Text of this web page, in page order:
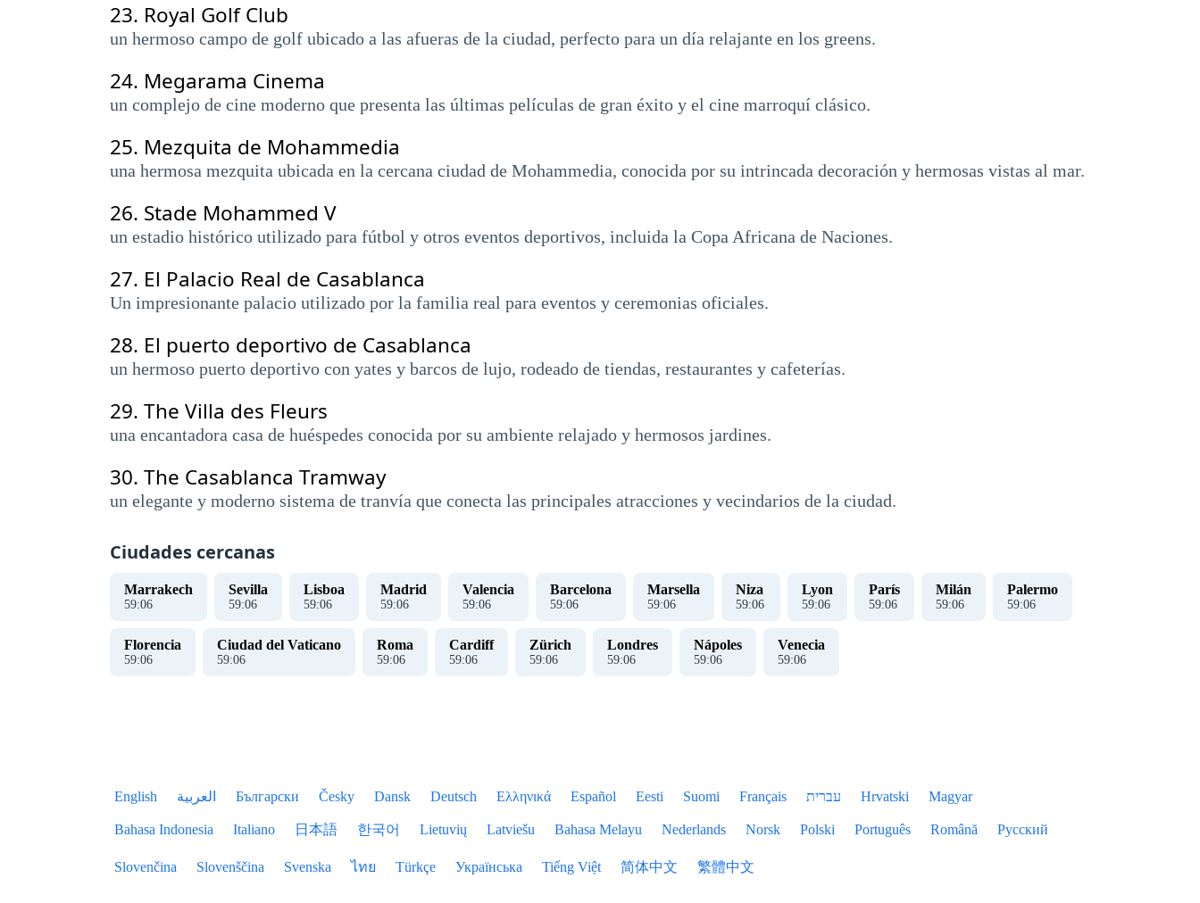
23. Royal Golf Club
un hermoso campo de golf ubicado a las afueras de la ciudad, perfecto para un día relajante en los greens.
24. Megarama Cinema
un complejo de cine moderno que presenta las últimas películas de gran éxito y el cine marroquí clásico.
25. Mezquita de Mohammedia
una hermosa mezquita ubicada en la cercana ciudad de Mohammedia, conocida por su intrincada decoración y hermosas vistas al mar.
26. Stade Mohammed V
un estadio histórico utilizado para fútbol y otros eventos deportivos, incluida la Copa Africana de Naciones.
27. El Palacio Real de Casablanca
Un impresionante palacio utilizado por la familia real para eventos y ceremonias oficiales.
28. El puerto deportivo de Casablanca
un hermoso puerto deportivo con yates y barcos de lujo, rodeado de tiendas, restaurantes y cafeterías.
29. The Villa des Fleurs
una encantadora casa de huéspedes conocida por su ambiente relajado y hermosos jardines.
30. The Casablanca Tramway
un elegante y moderno sistema de tranvía que conecta las principales atracciones y vecindarios de la ciudad.
Ciudades cercanas
Marrakech
59:07
Sevilla
59:07
Lisboa
59:07
Madrid
59:07
Valencia
59:07
Barcelona
59:07
Marsella
59:07
Niza
59:07
Lyon
59:07
París
59:07
Milán
59:07
Palermo
59:07
Florencia
59:07
Ciudad del Vaticano
59:07
Roma
59:07
Cardiff
59:07
Zürich
59:07
Londres
59:07
Nápoles
59:07
Venecia
59:07
English العربية Български Česky Dansk Deutsch Ελληνικά Español Eesti Suomi Français עברית Hrvatski Magyar
Bahasa Indonesia Italiano 日本語 한국어 Lietuvių Latviešu Bahasa Melayu Nederlands Norsk Polski Português Română Русский
Slovenčina Slovenščina Svenska ไทย Türkçe Українська Tiếng Việt 简体中文 繁體中文